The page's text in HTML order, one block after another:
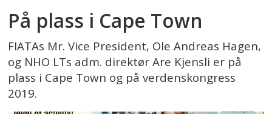
På plass i Cape Town
FIATAs Mr. Vice President, Ole Andreas Hagen,
og NHO LTs adm. direktør Are Kjensli er på
plass i Cape Town og på verdenskongress
2019.